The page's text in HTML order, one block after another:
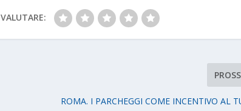
VALUTARE:
ROMA. I PARCHEGGI COME INCENTIVO AL